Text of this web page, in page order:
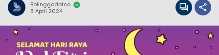
Bolinggodotco
8 April 2024